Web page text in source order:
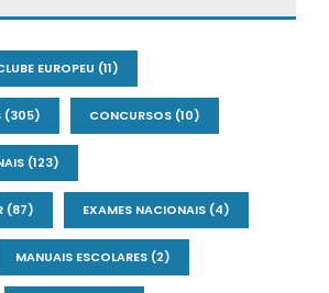
EUROPEU (11)
(305) CONCURSOS(10)
(123)
(87) EXAMES NACIONAIS(4)
MANUAIS ESCOLARES(2)